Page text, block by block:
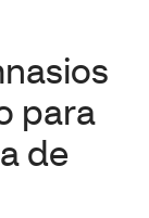
para
de